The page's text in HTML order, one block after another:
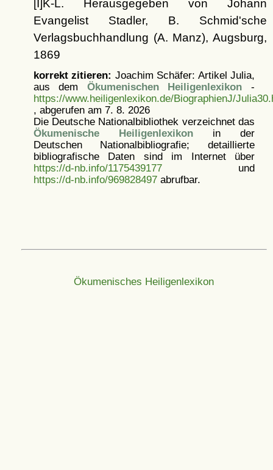
[I]K-L. Herausgegeben von Johann
Evangelist Stadler, B. Schmid'sche
Verlagsbuchhandlung (A. Manz), Augsburg,
1869
korrekt zitieren: Joachim Schäfer: Artikel Julia,
aus dem Ökumenischen Heiligenlexikon -
https://www.heiligenlexikon.de/BiographienJ/
, abgerufen am 7. 8. 2026
Die Deutsche Nationalbibliothek verzeichnet das
Ökumenische Heiligenlexikonin der
Deutschen Nationalbibliografie; detaillierte
bibliografische Daten sind im Internet über
https://d-nb.info/1175439177und
https://d-nb.info/969828497abrufbar.
Ökumenisches Heiligenlexikon